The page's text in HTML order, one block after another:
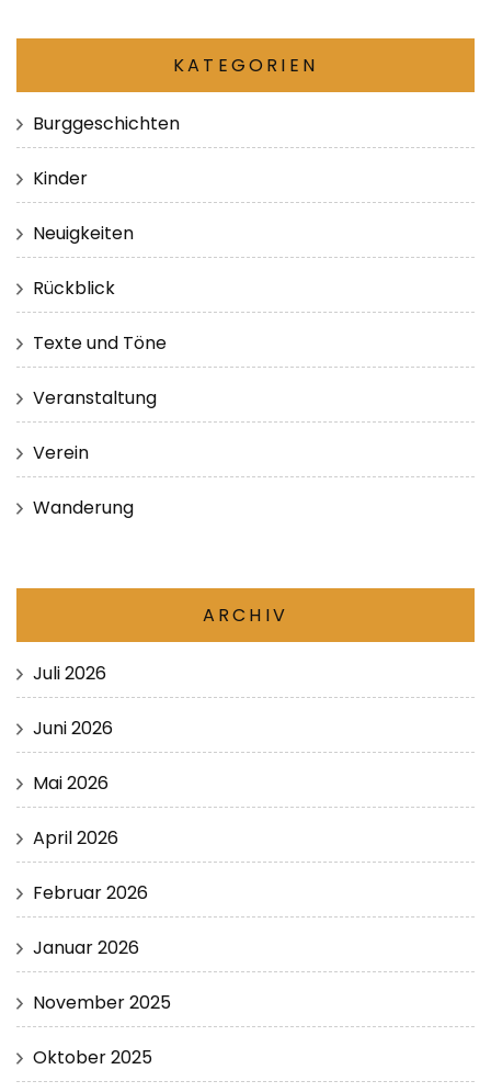
KATEGORIEN
Burggeschichten
Kinder
Neuigkeiten
Rückblick
Texte und Töne
Veranstaltung
Verein
Wanderung
ARCHIV
Juli 2026
Juni 2026
Mai 2026
April 2026
Februar 2026
Januar 2026
November 2025
Oktober 2025